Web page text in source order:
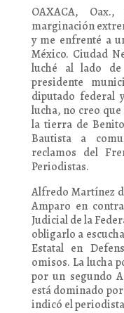
OAXACA,
marginación
y me enfrenté a
México. Ciudad
luché al lado
presidente
diputado federal
lucha, no creo que
la tierra de
Bautista a
reclamos del
Periodistas.
Alfredo Martínez
Amparo en
Judicial de la
obligarlo a
Estatal en
omisos. La lucha
por un segundo
está dominado
indicó el